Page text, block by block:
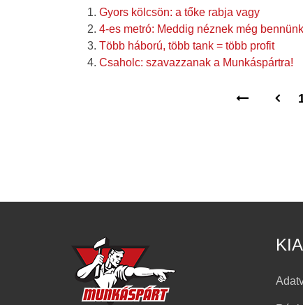
Gyors kölcsön: a tőke rabja vagy
4-es metró: Meddig néznek még
Több háború, több tank = több profit
Csaholc: szavazzanak a Munkáspártra!